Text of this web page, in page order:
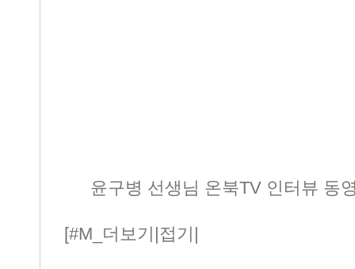
윤구병 선생님 온북TV 인터뷰 동
[#M_더보기|접기|